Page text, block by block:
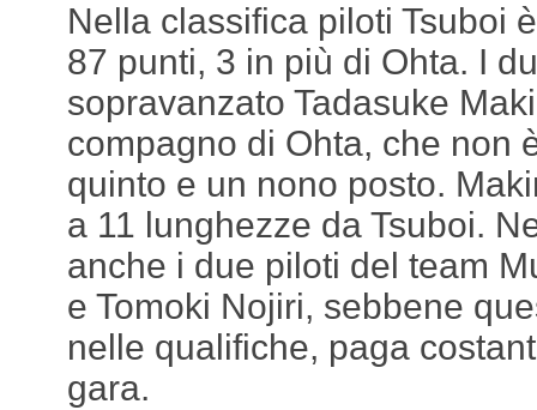
Nella classifica piloti Tsuboi
87 punti, 3 in più di Ohta. I
sopravanzato Tadasuke
compagno di Ohta, che non
quinto e un nono posto.
a 11 lunghezze da Tsuboi.
anche i due piloti del team
e Tomoki Nojiri, sebbene
nelle qualifiche, paga
gara.